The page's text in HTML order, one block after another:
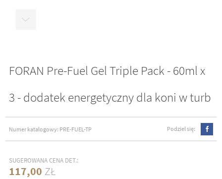

FORAN Pre-Fuel Gel Triple Pack - 60ml x
3 - dodatek energetyczny dla koni w turb
Numer katalogowy: PRE-FUEL-TP Podziel się: 
SUGEROWANA CENA DET.:
117,00 ZŁ